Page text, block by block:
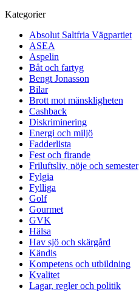
Kategorier
Absolut Saltfria Vägpartiet
ASEA
Aspelin
Båt och fartyg
Bengt Jonasson
Bilar
Brott mot mänskligheten
Cashback
Diskriminering
Energi och miljö
Fadderlista
Fest och firande
Friluftsliv, nöje och semester
Fylgia
Fylliga
Golf
Gourmet
GVK
Hälsa
Hav sjö och skärgård
Kändis
Kompetens och utbildning
Kvalitet
Lagar, regler och politik